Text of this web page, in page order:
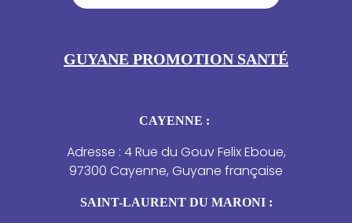
GUYANE PROMOTION SANTÉ
CAYENNE :
Adresse : 4 Rue du Gouv Felix Eboue,
97300 Cayenne, Guyane française
SAINT-LAURENT DU MARONI :